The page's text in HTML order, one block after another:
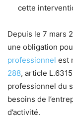
cette
Depuis le 7 mars
une obligation
professionnel est
288, article
professionnel du
besoins de
d’activité.